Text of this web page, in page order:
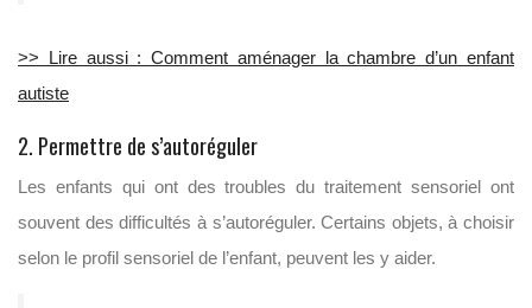
>> Lire aussi : Comment aménager la chambre d’un enfant
autiste
2. Permettre de s’autoréguler
Les enfants qui ont des troubles du traitement sensoriel ont
souvent des difficultés à s’autoréguler. Certains objets, à choisir
selon le profil sensoriel de l’enfant, peuvent les y aider.